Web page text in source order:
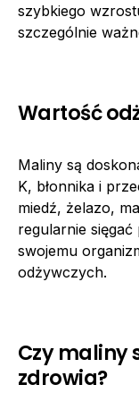
szybkiego
szczególnie
Wartość
Maliny są
K, błonnika i
miedź, żelazo,
regularnie
swojemu
odżywczych.
Czy maliny
zdrowia?